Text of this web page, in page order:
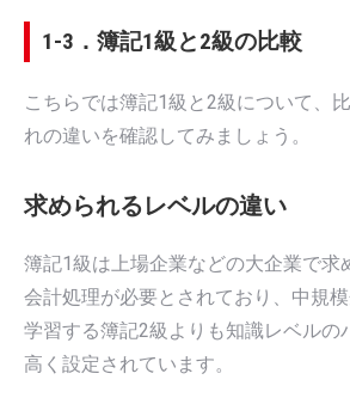
1-3．簿記1級と2級の比較
こちらでは簿記1級と2級について、
れの違いを確認してみましょう。
求められるレベルの違い
簿記1級は上場企業などの大企業で求
会計処理が必要とされており、中規
学習する簿記2級よりも知識レベルの
高く設定されています。